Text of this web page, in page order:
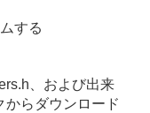
する
、および出来
からダウンロード